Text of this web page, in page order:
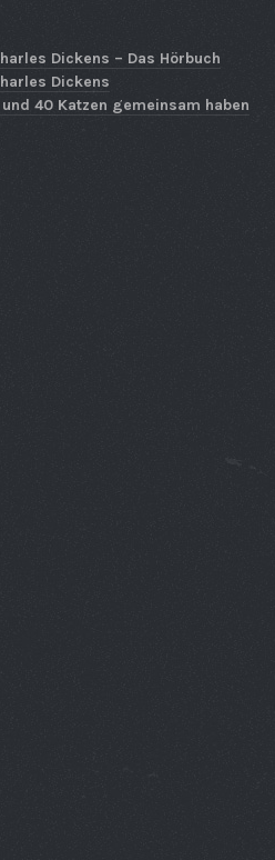
Dickens – Das Hörbuch
Dickens
40 Katzen gemeinsam haben